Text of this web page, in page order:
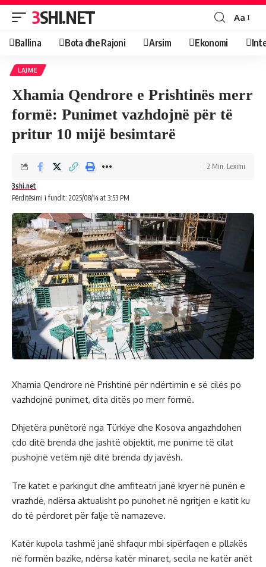
3SHI.NET Aa
Ballina Bota dhe Rajoni Arsim Ekonomi
LAJME
Xhamia Qendrore e Prishtinës merr
formë: Punimet vazhdojnë për të
pritur 10 mijë besimtarë
Përditësimi i fundit: 2025/08/14 at 3:53 PM
3shi.net
2 Min. Leximi
Xhamia Qendrore në Prishtinë për ndërtimin e së cilës po
vazhdojnë punimet, dita ditës po merr formë.
Dhjetëra punëtorë nga Türkiye dhe Kosova angazhdohen
çdo ditë brenda dhe jashtë objektit, me punime të cilat
pushojnë vetëm një ditë brenda dy javësh.
Tre katet e parkingut dhe amfiteatri janë kryer në punën e
vrazhdë, ndërsa aktualisht po punohet në ngritjen e katit ku
do të përdoret për falje të namazeve.
Katër kupola tashmë janë shfaqur mbi sipërfaqen e pllakës
në formën bazike, ndërsa katër minaret, secila ne katër anët